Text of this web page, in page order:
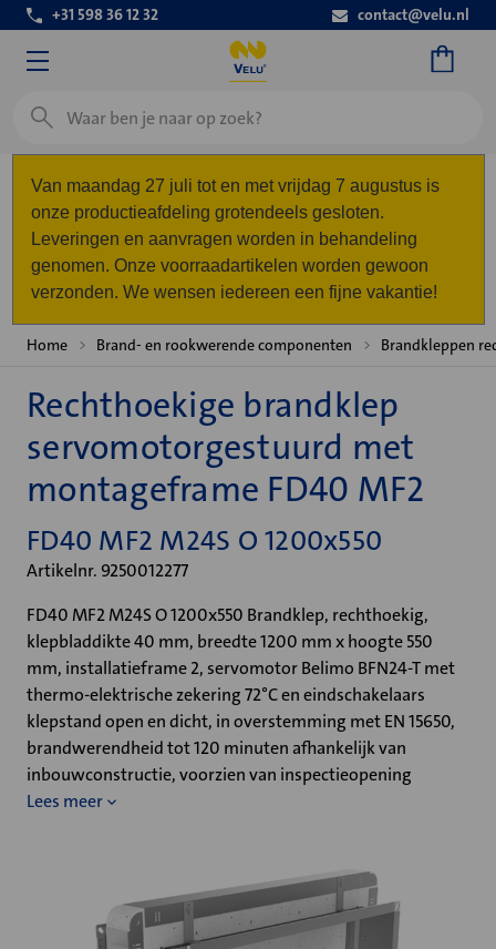
+31 598 36 12 32 contact@velu.nl
Zoeken
Van maandag 27 juli tot en met vrijdag 7 augustus is
onze productieafdeling grotendeels gesloten.
Leveringen en aanvragen worden in behandeling
genomen. Onze voorraadartikelen worden gewoon
verzonden. We wensen iedereen een fijne vakantie!
Home Brand- en rookwerende componenten Brandkleppen
Rechthoekige brandklep
servomotorgestuurd met
montageframe FD40 MF2
FD40 MF2 M24S O 1200x550
Artikelnr. 9250012277
FD40 MF2 M24S O 1200x550 Brandklep, rechthoekig,
klepbladdikte 40 mm, breedte 1200 mm x hoogte 550
mm, installatieframe 2, servomotor Belimo BFN24-T met
thermo-elektrische zekering 72°C en eindschakelaars
klepstand open en dicht, in overstemming met EN 15650,
brandwerendheid tot 120 minuten afhankelijk van
inbouwconstructie, voorzien van inspectieopening
Lees meer